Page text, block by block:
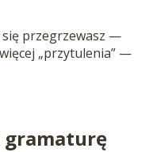
się przegrzewasz —
„przytulenia” —
gramaturę